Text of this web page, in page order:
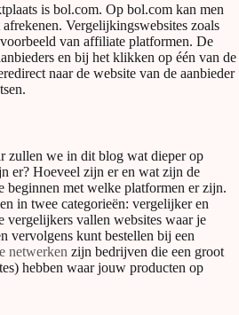
is bol.com. Op bol.com kan men
Vergelijkingswebsites zoals
van affiliate platformen. De
en bij het klikken op één van de
naar de website van de aanbieder
zullen we in dit blog wat dieper op
er? Hoeveel zijn er en wat zijn de
beginnen met welke platformen er zijn.
in twee categorieën: vergelijker en
vergelijkers vallen websites waar je
vervolgens kunt bestellen bij een
netwerken zijn bedrijven die een groot
hebben waar jouw producten op